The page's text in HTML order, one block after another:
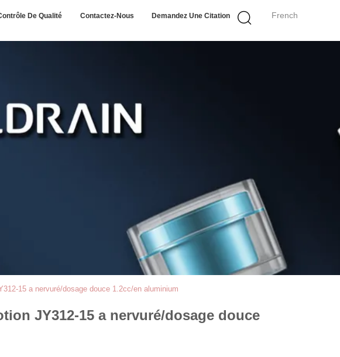
French
De Qualité Contactez-Nous Demandez Une Citation
15 a nervuré/dosage douce 1.2cc/en aluminium
JY312-15 a nervuré/dosage douce